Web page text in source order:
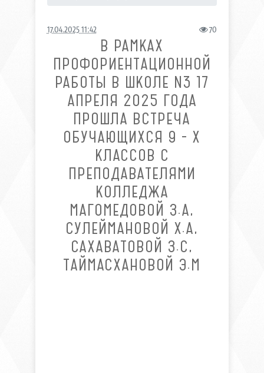
17.04.2025 11:42 70
В РАМКАХ
ПРОФОРИЕНТАЦИОННОЙ
РАБОТЫ В ШКОЛЕ N3 17
АПРЕЛЯ 2025 ГОДА
ПРОШЛА ВСТРЕЧА
ОБУЧАЮЩИХСЯ 9 - Х
КЛАССОВ С
ПРЕПОДАВАТЕЛЯМИ
КОЛЛЕДЖА
МАГОМЕДОВОЙ З.А,
СУЛЕЙМАНОВОЙ Х.А,
САХАВАТОВОЙ З.С,
ТАЙМАСХАНОВОЙ Э.М